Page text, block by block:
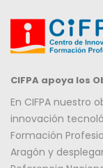
CIFPA apoya los
En CIFPA nuestro
innovación
Formación
Aragón y